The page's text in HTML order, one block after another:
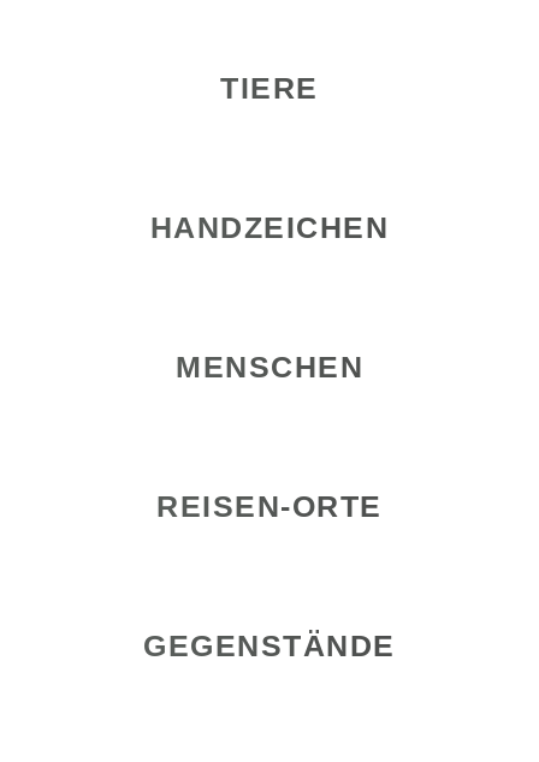
TIERE
HANDZEICHEN
MENSCHEN
REISEN-ORTE
GEGENSTÄNDE